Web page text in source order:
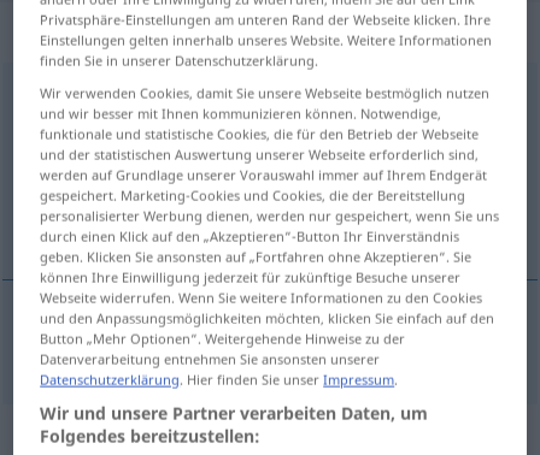
„Ausmaß“: Neutrum, sächlich
Ausmaßn
Übersicht aller Übersetzungen
(Für mehr Details die Übersetzung anklicken/antippen)
utsträckning, omfattning, dimension
utsträckning,omfattning,dimension Ausmaß
Synonyme für "Ausmaß"
Privatsphäre-Einstellungen am unteren Rand der Webseite klicken. Ihre
Einstellungen gelten innerhalb unseres Website. Weitere Informationen
finden Sie in unserer Datenschutzerklärung.
Wir verwenden Cookies, damit Sie unsere Webseite bestmöglich nutzen
und wir besser mit Ihnen kommunizieren können. Notwendige,
funktionale und statistische Cookies, die für den Betrieb der Webseite
und der statistischen Auswertung unserer Webseite erforderlich sind,
werden auf Grundlage unserer Vorauswahl immer auf Ihrem Endgerät
gespeichert. Marketing-Cookies und Cookies, die der Bereitstellung
personalisierter Werbung dienen, werden nur gespeichert, wenn Sie uns
durch einen Klick auf den „Akzeptieren“-Button Ihr Einverständnis
geben. Klicken Sie ansonsten auf „Fortfahren ohne Akzeptieren“. Sie
können Ihre Einwilligung jederzeit für zukünftige Besuche unserer
Webseite widerrufen. Wenn Sie weitere Informationen zu den Cookies
und den Anpassungsmöglichkeiten möchten, klicken Sie einfach auf den
Button „Mehr Optionen“. Weitergehende Hinweise zu der
Datenverarbeitung entnehmen Sie ansonsten unserer
Datenschutzerklärung. Hier finden Sie unserImpressum.
Wir und unsere Partner verarbeiten Daten, um
Folgendes bereitzustellen: